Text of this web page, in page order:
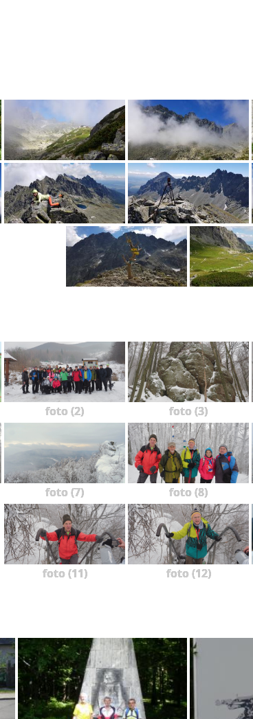
foto (2) foto (3)
foto (7) foto (8)
foto (11) foto (12)